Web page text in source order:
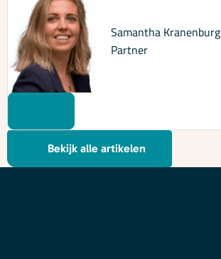
Samantha Kranenburg
Partner
Bekijk alle artikelen